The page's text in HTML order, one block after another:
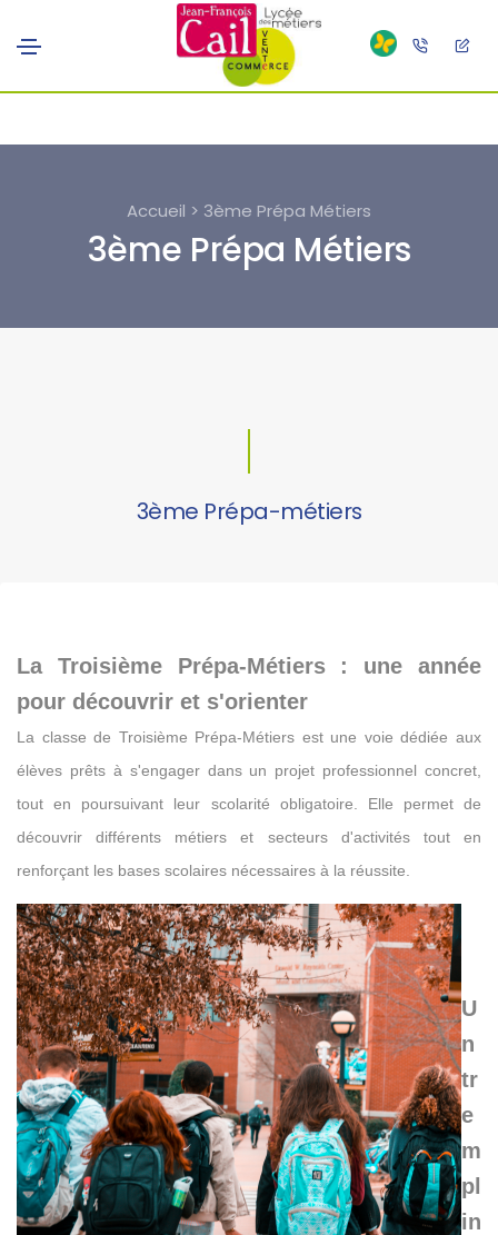
Accueil > 3ème Prépa Métiers
3ème Prépa Métiers
3ème Prépa-métiers
La Troisième Prépa-Métiers : une année
pour découvrir et s'orienter
La classe de Troisième Prépa-Métiers est une voie dédiée aux
élèves prêts à s'engager dans un projet professionnel concret,
tout en poursuivant leur scolarité obligatoire. Elle permet de
découvrir différents métiers et secteurs d'activités tout en
renforçant les bases scolaires nécessaires à la réussite.
U
n
tr
e
m
pl
in